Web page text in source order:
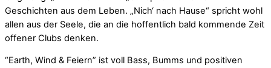
Geschichten aus dem Leben. „Nich‘ nach Hause“ spricht wohl
allen aus der Seele, die an die hoffentlich bald kommende Zeit
offener Clubs denken.
“Earth, Wind & Feiern” ist voll Bass, Bumms und positiven